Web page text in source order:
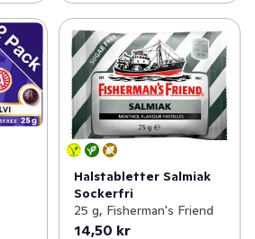
Halstabletter Salmiak
Sockerfri
25 g, Fisherman's Friend
14,50 kr